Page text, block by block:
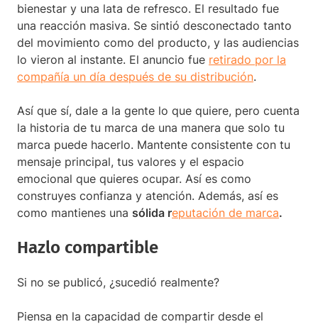
bienestar y una lata de refresco. El resultado fue
una reacción masiva. Se sintió desconectado tanto
del movimiento como del producto, y las audiencias
lo vieron al instante. El anuncio fue retirado por la
compañía un día después de su distribución.
Así que sí, dale a la gente lo que quiere, pero cuenta
la historia de tu marca de una manera que solo tu
marca puede hacerlo. Mantente consistente con tu
mensaje principal, tus valores y el espacio
emocional que quieres ocupar. Así es como
construyes confianza y atención. Además, así es
como mantienes una sólida reputación de marca.
Hazlo compartible
Si no se publicó, ¿sucedió realmente?
Piensa en la capacidad de compartir desde el